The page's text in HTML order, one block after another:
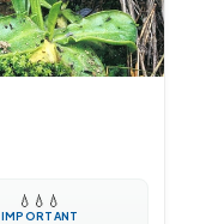
💧 💧 💧
IMPORTANT